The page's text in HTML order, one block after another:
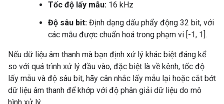
Tốc độ lấy mẫu: 16 kHz
Độ sâu bit: Định dạng dấu phẩy động 32 bit, với
các mẫu được chuẩn hoá trong phạm vi [-1, 1].
Nếu dữ liệu âm thanh mà bạn định xử lý khác biệt đáng kể
so với quá trình xử lý đầu vào, đặc biệt là về kênh, tốc độ
lấy mẫu và độ sâu bit, hãy cân nhắc lấy mẫu lại hoặc cắt bớt
dữ liệu âm thanh để khớp với độ phân giải dữ liệu do mô